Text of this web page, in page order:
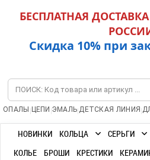
БЕСПЛАТНАЯ
Скидка 10% при
ОПАЛЫ | ЦЕПИ |ЭМАЛЬ|ДЕТСКАЯ ЛИНИЯ |
НОВИНКИ КОЛЬЦА СЕРЬГИ
КОЛЬЕ
БРОШИ КРЕСТИКИ